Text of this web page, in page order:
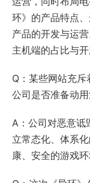
环》的产品特点
产品的开发与运
主机端的占比与
Q：某些网站充斥
公司是否准备动
A：公司对恶意诋
立常态化、体系
康、安全的游戏